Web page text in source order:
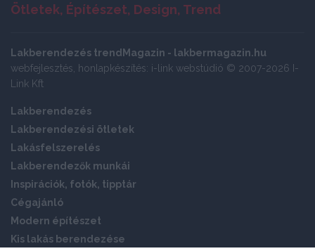
Ötletek, Építészet, Design, Trend
Lakberendezés trendMagazin - lakbermagazin.hu
webfejlesztés, honlapkészítés: i-link webstúdió © 2007-2026 I-
Link Kft
Lakberendezés
Lakberendezési ötletek
Lakásfelszerelés
Lakberendezők munkái
Inspirációk, fotók, tipptár
Cégajánló
Modern építészet
Kis lakás berendezése